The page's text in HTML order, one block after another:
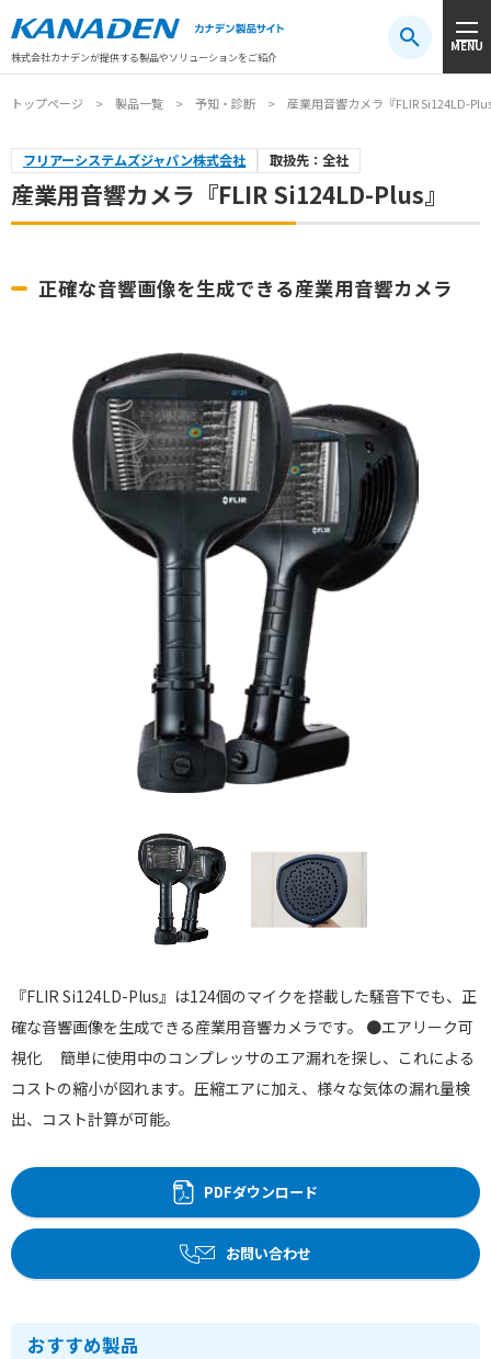
株式会社カナデンが提供する製品やソリューションをご紹介
MENU
注目キーワード#振動センサ#AGV #防爆#アシストスーツ
トップページ 製品一覧 予知・診断 産業用音響カメラ『FLIR Si124LD-
フリアーシステムズジャパン株式会社 取扱先：全社
産業用音響カメラ『FLIR Si124LD-Plus』
正確な音響画像を生成できる産業用音響カメラ
『FLIR Si124LD-Plus』は124個のマイクを搭載した騒音下でも、正
確な音響画像を生成できる産業用音響カメラです。 ●エアリーク可
視化 簡単に使用中のコンプレッサのエア漏れを探し、これによる
コストの縮小が図れます。圧縮エアに加え、様々な気体の漏れ量検
出、コスト計算が可能。
PDFダウンロード
お問い合わせ
おすすめ製品